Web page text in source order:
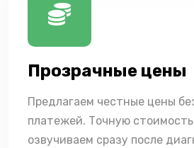
Прозрачные цены
Предлагаем честные цены
платежей. Точную
озвучиваем сразу после